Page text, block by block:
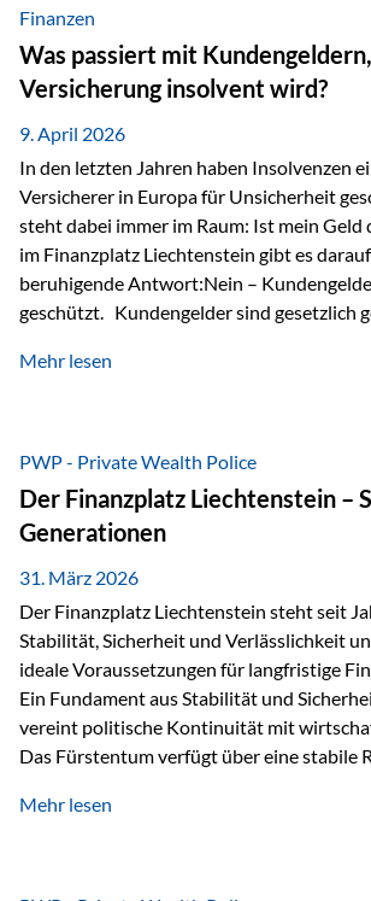
Fokus stehen Unternehmen, deren
inneren Wert liegt. Neben klassischen
Bewertungskennzahlen werden auch
wie Geschäftsmodell, Wettbewerbsvorteile
Managementqualität…
Finanzen
Was passiert mit
Versicherung insolvent wird?
9. April 2026
In den letzten Jahren haben Insolvenzen
Versicherer in Europa für Unsicherheit
steht dabei immer im Raum: Ist mein Geld
im Finanzplatz Liechtenstein gibt es
beruhigende Antwort:Nein –
geschützt. Kundengelder sind gesetzlich
sogenannte Sondermasse. Das
Vermögen der Versicherungsgesellschaft
heißt das:Diese Gelder gehören im
allgemeinen Konkursmasse, sondern
zur Erfüllung…
Mehr lesen
PWP - Private Wealth Police
Der Finanzplatz Liechtenstein –
Generationen
31. März 2026
Der Finanzplatz Liechtenstein steht seit
Stabilität, Sicherheit und Verlässlichkeit
ideale Voraussetzungen für langfristige
Ein Fundament aus Stabilität und
vereint politische Kontinuität mit
Das Fürstentum verfügt über eine stabile
monarchischen Elementen basiert. Diese
Mehr lesen